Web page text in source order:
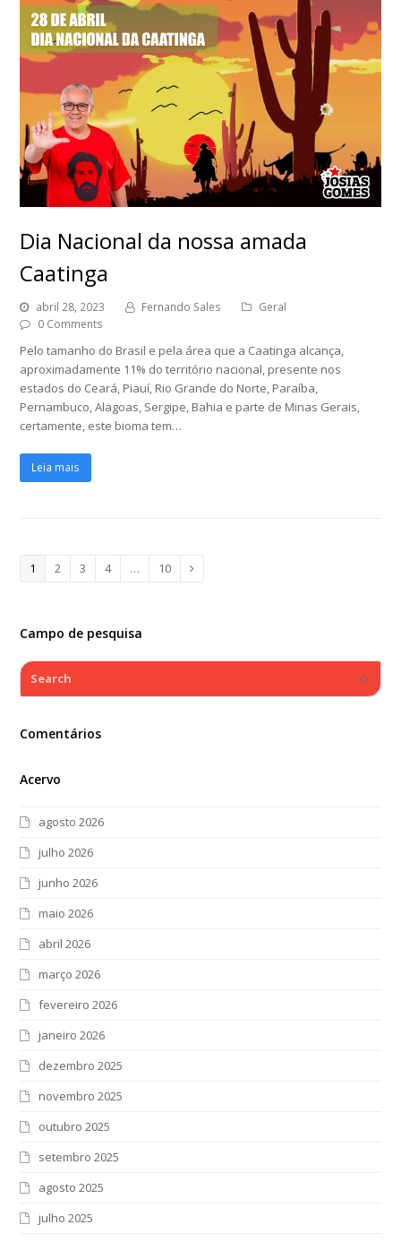
Dia Nacional da nossa amada
Caatinga
abril 28, 2023 Fernando Sales
Geral
0 Comments
Pelo tamanho do Brasil e pela área que a Caatinga alcança,
aproximadamente 11% do território nacional, presente nos
estados do Ceará, Piauí, Rio Grande do Norte, Paraíba,
Pernambuco, Alagoas, Sergipe, Bahia e parte de Minas Gerais,
certamente, este bioma tem…
Leia mais
Page
1 Page
2 Page
3 Page
4 … Page
10
Campo de pesquisa
Search
Comentários
Acervo
agosto 2026
julho 2026
junho 2026
maio 2026
abril 2026
março 2026
fevereiro 2026
janeiro 2026
dezembro 2025
novembro 2025
outubro 2025
setembro 2025
agosto 2025
julho 2025